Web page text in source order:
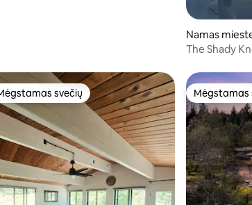
Namas
The Shady
mėgstamiausias
svečių Mėgstamas
Mėgstamas